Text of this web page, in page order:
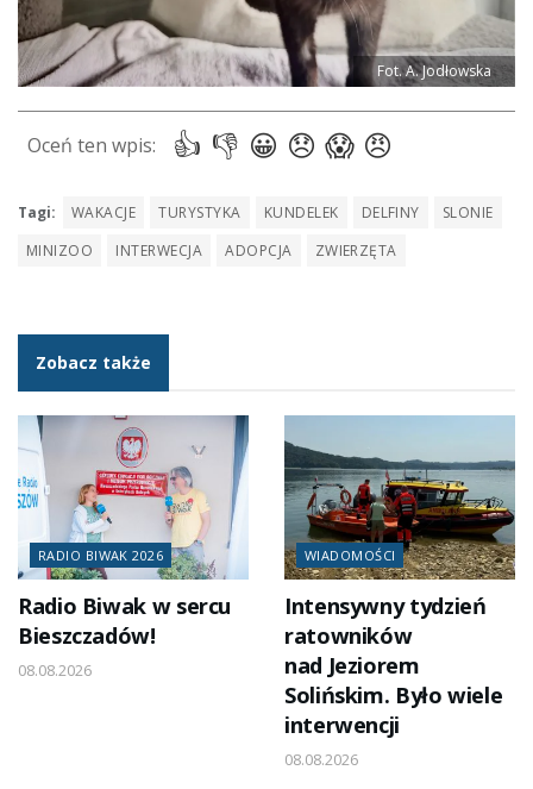
Fot. A. Jodłowska
Tagi: WAKACJE TURYSTYKA KUNDELEK DELFINY
SLONIE
MINIZOO
INTERWECJA ADOPCJA ZWIERZĘTA
Zobacz także
RADIO BIWAK 2026
Radio Biwak w sercu
Bieszczadów!
08.08.2026
WIADOMOŚCI
Intensywny tydzień
ratowników
nad Jeziorem
Solińskim. Było wiele
interwencji
08.08.2026